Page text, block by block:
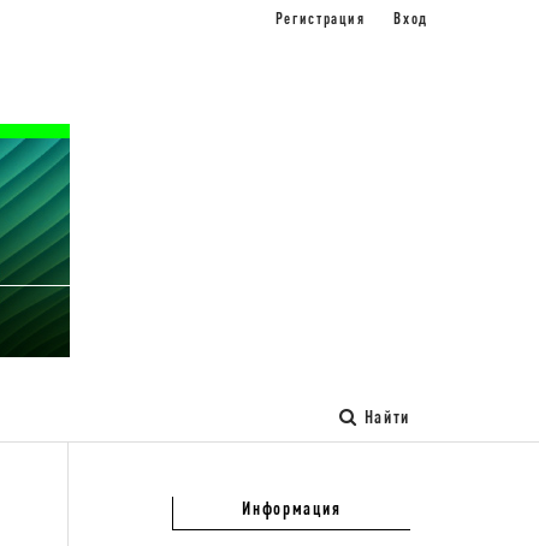
Найти
Регистрация Вход
Информация